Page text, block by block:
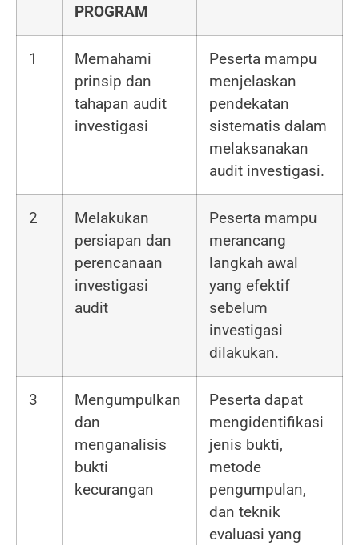
PROGRAM
1
Memahami
prinsip dan
tahapan audit
investigasi
Peserta mampu
menjelaskan
pendekatan
sistematis dalam
melaksanakan
audit investigasi.
2
Melakukan
persiapan dan
perencanaan
investigasi
audit
Peserta mampu
merancang
langkah awal
yang efektif
sebelum
investigasi
dilakukan.
3
Mengumpulkan
dan
menganalisis
bukti
kecurangan
Peserta dapat
mengidentifikasi
jenis bukti,
metode
pengumpulan,
dan teknik
evaluasi yang